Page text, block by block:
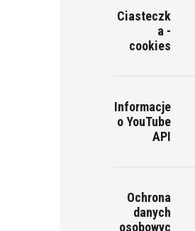
Ciasteczk
a -
cookies
Informacje
o YouTube
API
Ochrona
danych
osobowyc